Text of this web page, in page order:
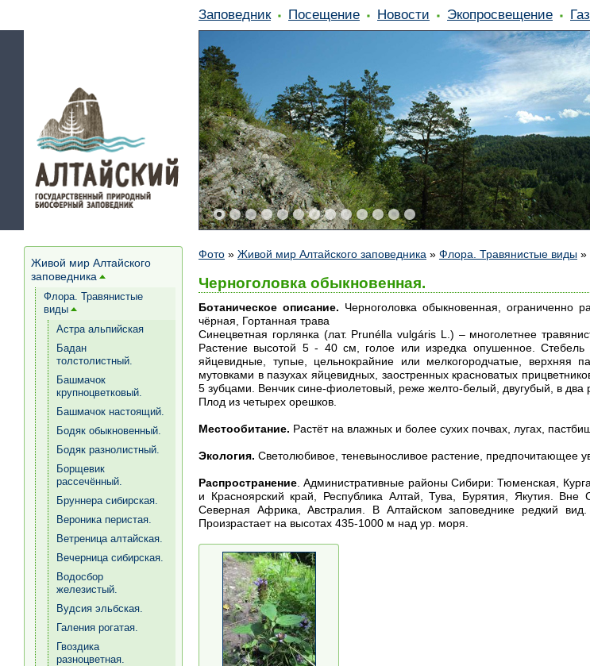
Заповедник Посещение Новости Экопросвещение
Фото » Живой мир Алтайского заповедника » Флора. Травянистые виды »
Черноголовка обыкновенная.
Ботаническое описание. Черноголовка обыкновенная, ограниченно
чёрная, Гортанная трава
Синецветная горлянка (лат. Prunélla vulgáris L.) – многолетнее
Растение высотой 5 - 40 см, голое или изредка опушенное. Стебель
яйцевидные, тупые, цельнокрайние или мелкогородчатые, верхняя
мутовками в пазухах яйцевидных, заостренных красноватых
5 зубцами. Венчик сине-фиолетовый, реже желто-белый, двугубый, в
Плод из четырех орешков.
Местообитание. Растёт на влажных и более сухих почвах, лугах,
Экология. Светолюбивое, теневыносливое растение, предпочитающее
Распространение . Административные районы Сибири: Тюменская,
и Красноярский край, Республика Алтай, Тува, Бурятия, Якутия.
Северная Африка, Австралия. В Алтайском заповеднике редкий
Произрастает на высотах 435-1000 м над ур. моря.
Живой мир Алтайского
заповедника [+]
Флора. Травянистые
виды [+]
Астра альпийская
Бадан
толстолистный.
Башмачок
крупноцветковый.
Башмачок настоящий.
Бодяк обыкновенный.
Бодяк разнолистный.
Борщевик
рассечённый.
Бруннера сибирская.
Вероника перистая.
Ветреница алтайская.
Вечерница сибирская.
Водосбор
железистый.
Вудсия эльбская.
Галения рогатая.
Гвоздика
разноцветная.